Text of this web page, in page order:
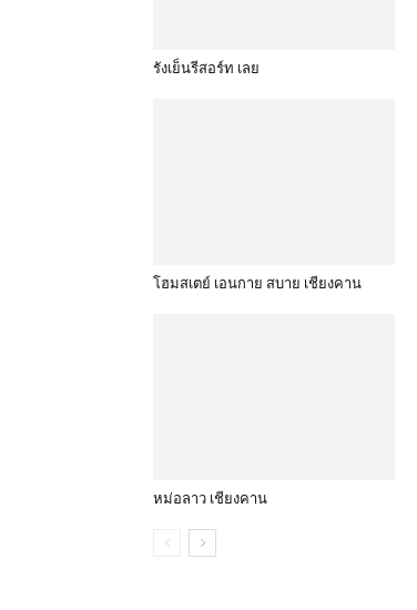
รังเย็นรีสอร์ท เลย
โฮมสเตย์ เอนกาย สบาย เชียงคาน
หม่อลาว เชียงคาน